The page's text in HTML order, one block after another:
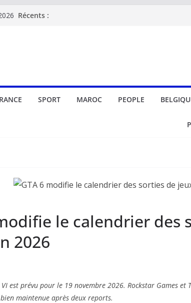
Récents :
SPORT MAROC PEOPLE
le calendrier des
2026
est prévu pour le 19 novembre 2026. Rockstar Games et
maintenue après deux reports.